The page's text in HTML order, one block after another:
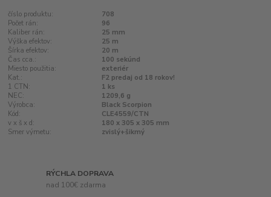
číslo produktu:
708
Počet rán:
96
Kaliber rán:
25 mm
Výška efektov:
25 m
Šírka efektov:
20 m
Čas cca.:
100 sekúnd
Miesto použitia:
exteriér
Kat.:
F2 predaj od 18 rokov!
1 CTN:
1 ks
NEC:
1209,6 g
Výrobca:
Black Scorpion
Kód:
CLE4559/CTN
v x š x d:
180 x 305 x 305 mm
Smer výmetu:
zvislý+šikmý
RÝCHLA DOPRAVA
nad 100€ zdarma